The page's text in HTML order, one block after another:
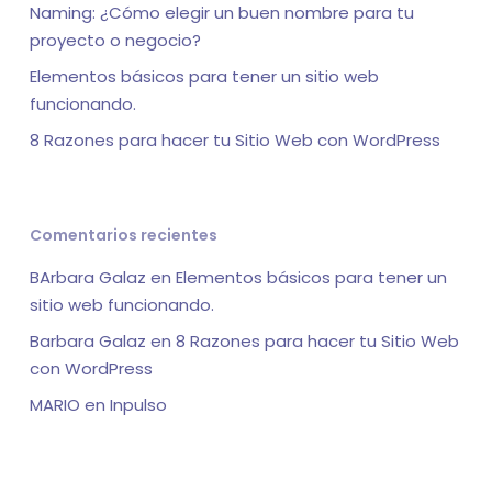
Naming: ¿Cómo elegir un buen nombre para tu
proyecto o negocio?
Elementos básicos para tener un sitio web
funcionando.
8 Razones para hacer tu Sitio Web con WordPress
Comentarios recientes
BArbara Galaz en Elementos básicos para tener un
sitio web funcionando.
Barbara Galaz en 8 Razones para hacer tu Sitio Web
con WordPress
MARIO en Inpulso